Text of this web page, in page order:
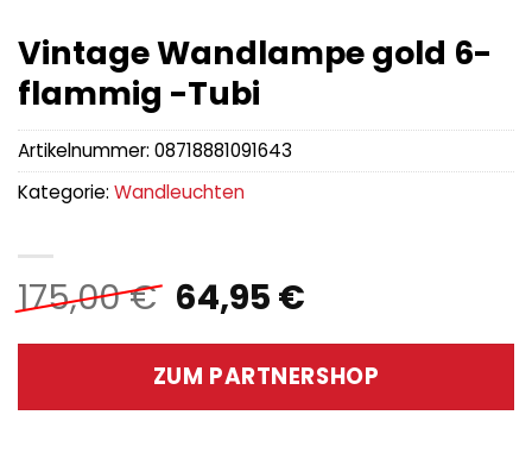
Vintage Wandlampe gold 6-
flammig -Tubi
175,00€ Ursprünglicher
Preis
war:
175,00 €
64,95 €Aktueller
ist:
64,95 €.
ZUM PARTNERSHOP
Artikelnummer: 08718881091643
Kategorie: Wandleuchten